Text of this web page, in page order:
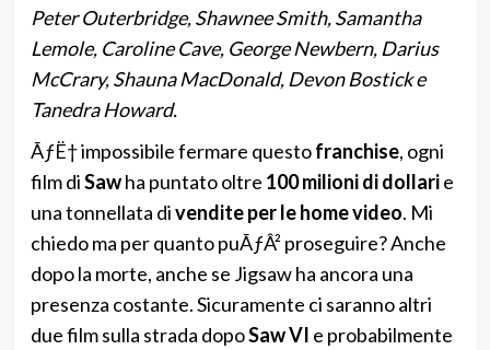
Peter Outerbridge, Shawnee Smith, Samantha
Lemole, Caroline Cave, George Newbern, Darius
McCrary, Shauna MacDonald, Devon Bostick e
Tanedra Howard.
ÃƒË† impossibile fermare questofranchise, ogni
film diSawha puntato oltre 100 milioni di dollarie
una tonnellata divendite per le home video. Mi
chiedo ma per quanto puÃƒÂ² proseguire? Anche
dopo la morte, anche se Jigsaw ha ancora una
presenza costante. Sicuramente ci saranno altri
due film sulla strada dopoSaw VI e probabilmente